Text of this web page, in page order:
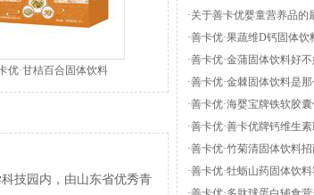
优·甘桔百合固体饮料
技园内，由山东省优秀青
·关于善卡优婴童营养品的
·善卡优·果蔬维D钙固体饮
·善卡优·金蒲固体饮料好不
·善卡优·金棘固体饮料是那
·善卡优·海婴宝牌铁软胶
·善卡优·善卡优牌钙维生
·善卡优·竹菊清固体饮料
·善卡优·牡蛎山药固体饮